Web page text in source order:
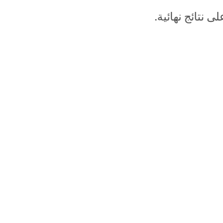
نتائج نهائية.